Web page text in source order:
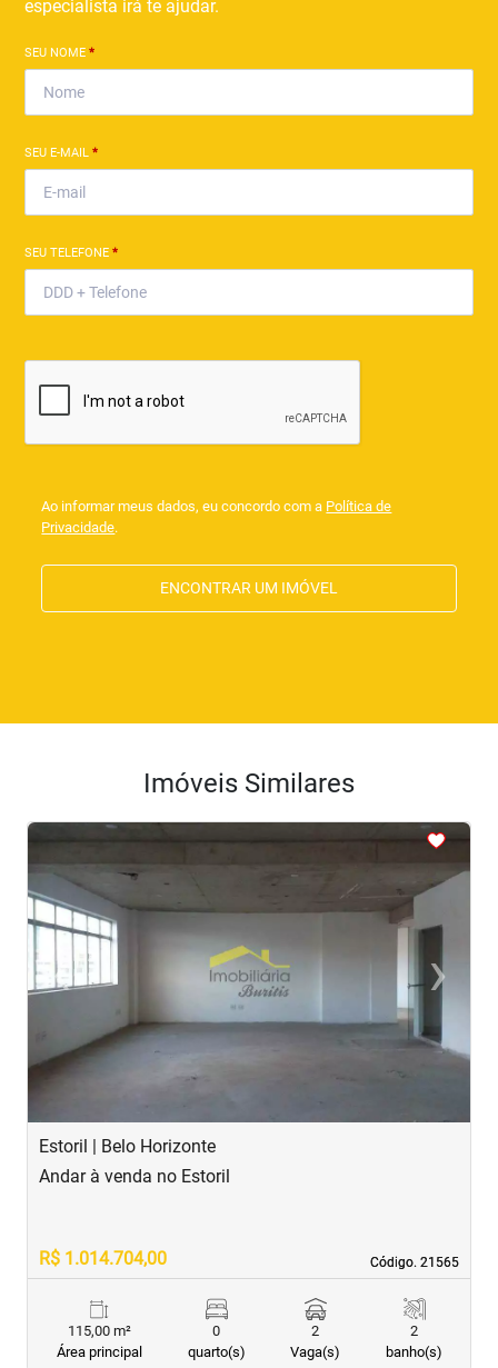
especialista irá te ajudar.
SEU NOME*
SEU E-MAIL*
SEU TELEFONE*
Ao informar meus dados, eu concordo com a Política de
Privacidade.
ENCONTRAR UM IMÓVEL
Imóveis Similares
<
‹Previous ›
Next
Estoril | Belo Horizonte
Código. 21565
Código. 21565
Andar à venda no Estoril
R$ 1.014.704,00
115,00 m²
Área principal
0
quarto(s)
2
Vaga(s)
2
banho(s)